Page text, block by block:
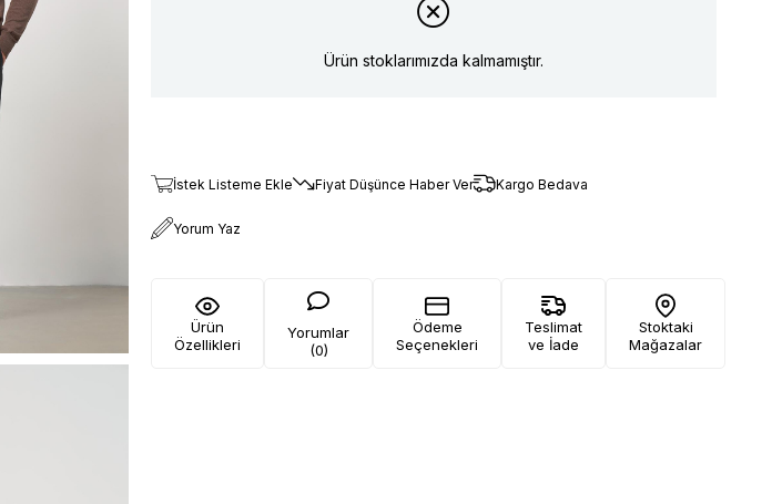
Ürün stoklarımızda kalmamıştır.
İstek Listeme Ekle Fiyat Düşünce Haber Ver Kargo Bedava
Yorum Yaz
Ürün
Özellikleri
Yorumlar
(0)
Ödeme
Seçenekleri
Teslimat
ve İade
Stoktaki
Mağazalar